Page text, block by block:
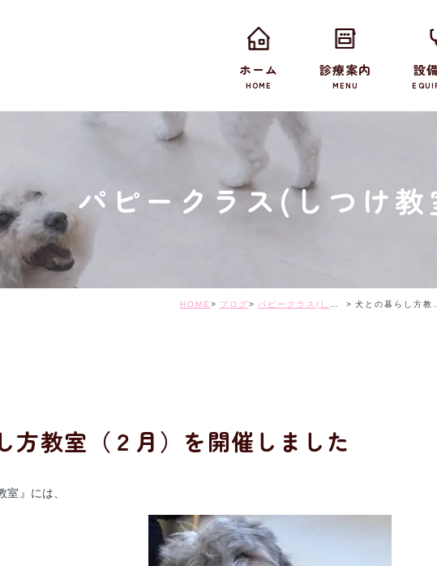
ホーム
HOME
診療案内
MENU
設
パピークラス(しつけ
HOME ブログ パピークラス(しつけ教室)日記 犬との暮らし方教室（２月）を開催しました
方教室（２月）を開催しました
室』には、